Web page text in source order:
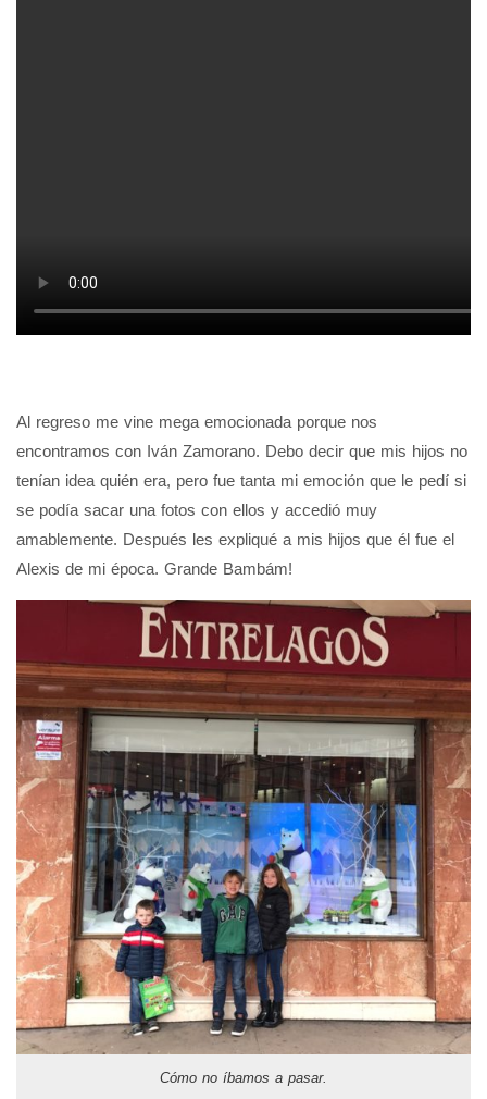
Al regreso me vine mega emocionada porque nos
encontramos con Iván Zamorano. Debo decir que mis hijos no
tenían idea quién era, pero fue tanta mi emoción que le pedí si
se podía sacar una fotos con ellos y accedió muy
amablemente. Después les expliqué a mis hijos que él fue el
Alexis de mi época. Grande Bambám!
Cómo no íbamos a pasar.